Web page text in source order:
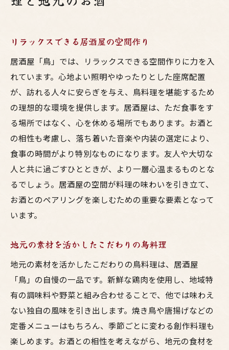
リラックスできる居酒屋の空間作り
居酒屋「鳥」では、リラックスできる空間作りに力を入
れています。心地よい照明やゆったりとした座席配置
が、訪れる人々に安らぎを与え、鳥料理を堪能するため
の理想的な環境を提供します。居酒屋は、ただ食事をす
る場所ではなく、心を休める場所でもあります。お酒と
の相性も考慮し、落ち着いた音楽や内装の選定により、
食事の時間がより特別なものになります。友人や大切な
人と共に過ごすひとときが、より一層心温まるものとな
るでしょう。居酒屋の空間が料理の味わいを引き立て、
お酒とのペアリングを楽しむための重要な要素となって
います。
地元の素材を活かしたこだわりの鳥料理
地元の素材を活かしたこだわりの鳥料理は、居酒屋
「鳥」の自慢の一品です。新鮮な鶏肉を使用し、地域特
有の調味料や野菜と組み合わせることで、他では味わえ
ない独自の風味を引き出します。焼き鳥や唐揚げなどの
定番メニューはもちろん、季節ごとに変わる創作料理も
楽しめます。お酒との相性を考えながら、地元の食材を